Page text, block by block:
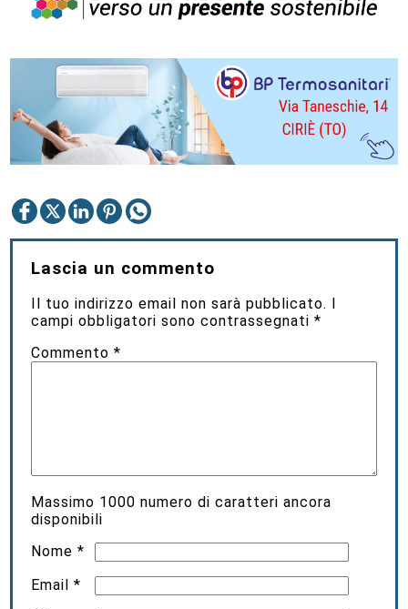
Lascia un commento
Il tuo indirizzo email non sarà pubblicato.
campi obbligatori sono contrassegnati*
Commento*
Massimo 1000 numero di caratteri ancora
disponibili
Nome*
Email*